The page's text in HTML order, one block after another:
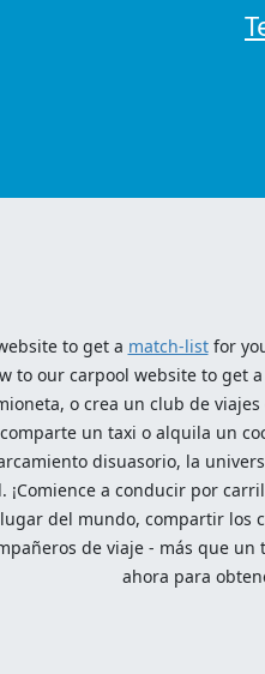
to get a match-listfor
to our carpool website to get a
o crea un club de
un taxi o alquila un
disuasorio, la
a conducir por
del mundo, compartir los
de viaje - más que
ahora para